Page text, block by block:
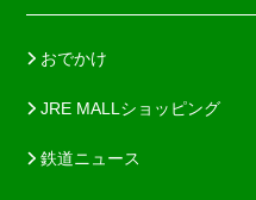
おでかけ
JRE MALLショッピング
鉄道ニュース